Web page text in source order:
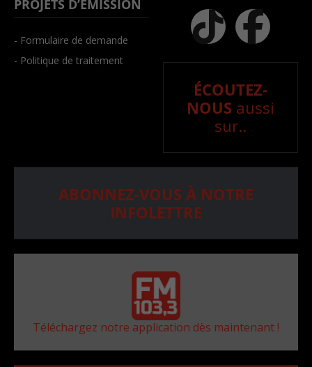
PROJETS D’ÉMISSION
- Formulaire de demande
- Politique de traitement
ÉCOUTEZ-
NOUS aussi
sur..
ABONNEZ-VOUS À NOTRE
INFOLETTRE
Téléchargez notre application dès maintenant !